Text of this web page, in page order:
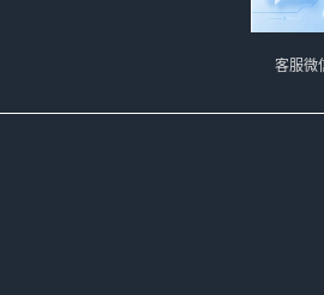
客服微